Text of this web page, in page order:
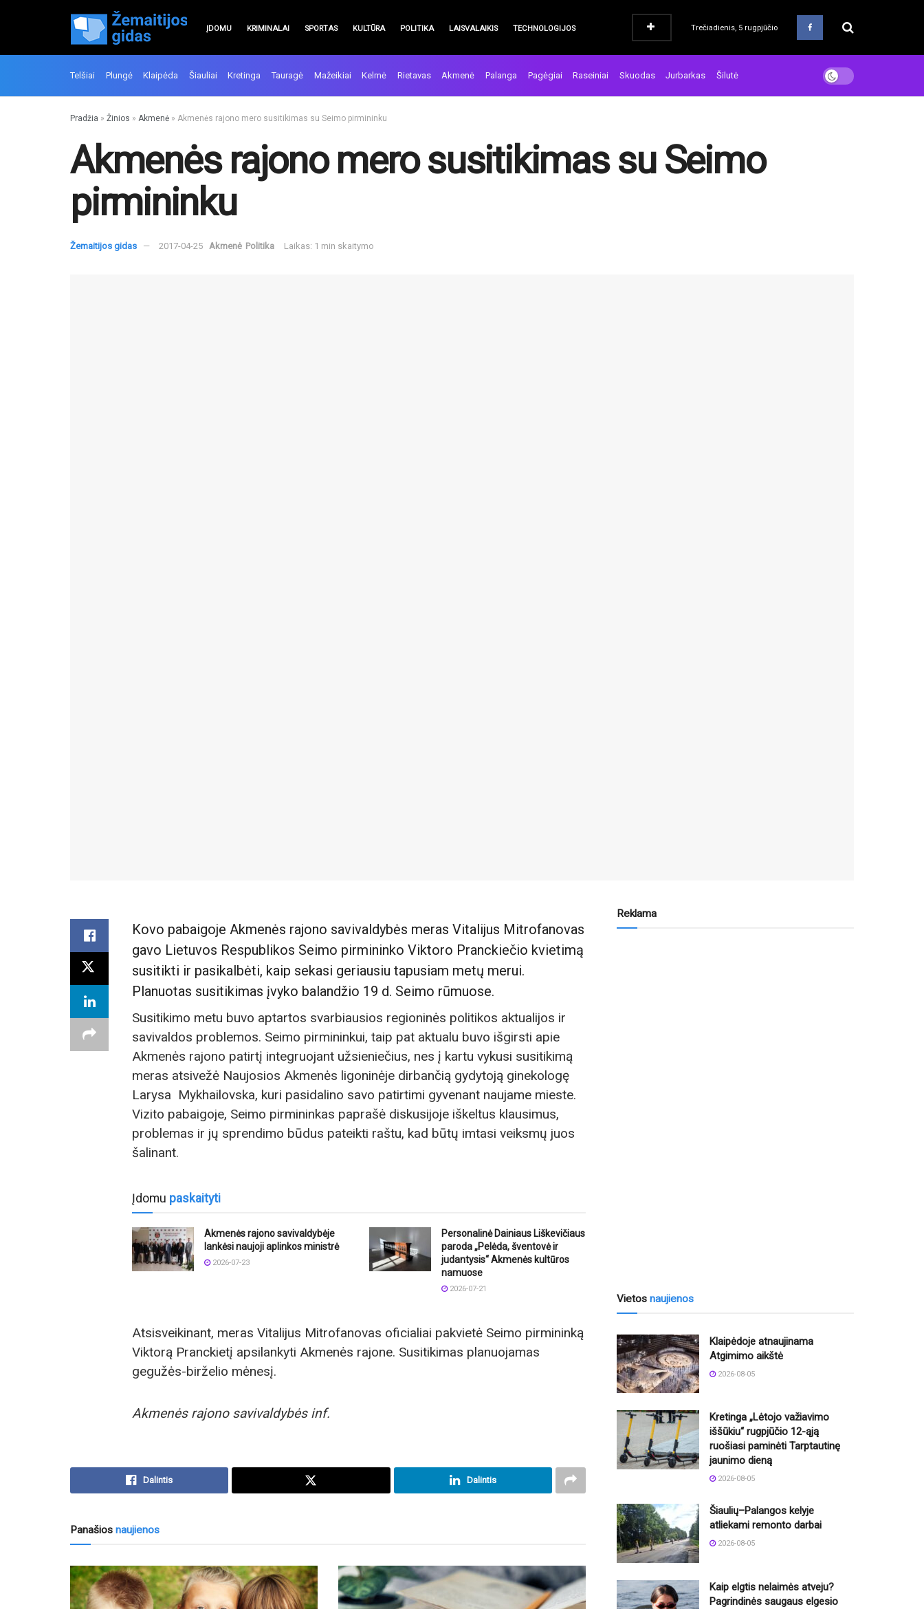
ĮDOMU KRIMINALAI SPORTAS KULTŪRA POLITIKA LAISVALAIKIS TECHNOLOGIJOS Trečiadienis, 5 rugpjūčio
Telšiai Plungė Klaipėda Šiauliai Kretinga Tauragė Mažeikiai Kelmė Rietavas Akmenė Palanga Pagėgiai Raseiniai Skuodas Jurbarkas Šilutė
Pradžia » Žinios » Akmenė » Akmenės rajono mero susitikimas su Seimo pirmininku
Akmenės rajono mero susitikimas su Seimo
pirmininku
Žemaitijos gidas 2017-04-25 Akmenė Politika Laikas: 1 min skaitymo
Kovo pabaigoje Akmenės rajono savivaldybės meras Vitalijus Mitrofanovas
gavo Lietuvos Respublikos Seimo pirmininko Viktoro Pranckiečio kvietimą
susitikti ir pasikalbėti, kaip sekasi geriausiu tapusiam metų merui.
Planuotas susitikimas įvyko balandžio 19 d. Seimo rūmuose.
Susitikimo metu buvo aptartos svarbiausios regioninės politikos aktualijos ir
savivaldos problemos. Seimo pirmininkui, taip pat aktualu buvo išgirsti apie
Akmenės rajono patirtį integruojant užsieniečius, nes į kartu vykusi susitikimą
meras atsivežė Naujosios Akmenės ligoninėje dirbančią gydytoją ginekologę
Larysa Mykhailovska, kuri pasidalino savo patirtimi gyvenant naujame mieste.
Vizito pabaigoje, Seimo pirmininkas paprašė diskusijoje iškeltus klausimus,
problemas ir jų sprendimo būdus pateikti raštu, kad būtų imtasi veiksmų juos
šalinant.
Įdomu paskaityti
Akmenės rajono savivaldybėje
lankėsi naujoji aplinkos ministrė
2026-07-23
Personalinė Dainiaus Liškevičiaus
paroda „Pelėda, šventovė ir
judantysis“ Akmenės kultūros
namuose
2026-07-21
Atsisveikinant, meras Vitalijus Mitrofanovas oficialiai pakvietė Seimo pirmininką
Viktorą Pranckietį apsilankyti Akmenės rajone. Susitikimas planuojamas
gegužės-birželio mėnesį.
Akmenės rajono savivaldybės inf.
Dalintis Dalintis
Panašios naujienos
Reklama
Vietos naujienos
Klaipėdoje atnaujinama
Atgimimo aikštė
2026-08-05
Kretinga „Lėtojo važiavimo
iššūkiu“ rugpjūčio 12-ąją
ruošiasi paminėti Tarptautinę
jaunimo dieną
2026-08-05
Šiaulių–Palangos kelyje
atliekami remonto darbai
2026-08-05
Kaip elgtis nelaimės atveju?
Pagrindinės saugaus elgesio